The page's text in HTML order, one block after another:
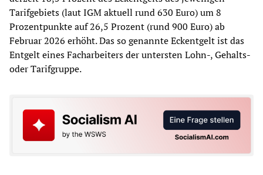
Tarifgebiets (laut IGM aktuell rund 630 Euro) um 8
Prozentpunkte auf 26,5 Prozent (rund 900 Euro) ab
Februar 2026 erhöht. Das so genannte Eckentgelt ist das
Entgelt eines Facharbeiters der untersten Lohn-, Gehalts-
oder Tarifgruppe.